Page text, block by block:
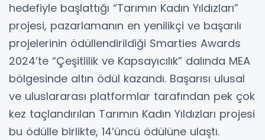
hedefiyle başlattığı “Tarımın Kadın Yıldızları”
projesi, pazarlamanın en yenilikçi ve başarılı
projelerinin ödüllendirildiği Smarties Awards
2024’te “Çeşitlilik ve Kapsayıcılık” dalında MEA
bölgesinde altın ödül kazandı. Başarısı ulusal
ve uluslararası platformlar tarafından pek çok
kez taçlandırılan Tarımın Kadın Yıldızları projesi
bu ödülle birlikte, 14’üncü ödülüne ulaştı.